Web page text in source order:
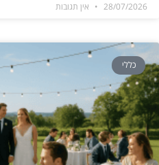
28/07/2026 אין תגובות
כללי